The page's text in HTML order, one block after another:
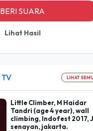
BERI SUARA
Lihat Hasil
TV LIHAT
Little Climber, M Haidar
Tandri (age 4 year), wall
climbing, Indofest 2017,
senayan, jakarta.